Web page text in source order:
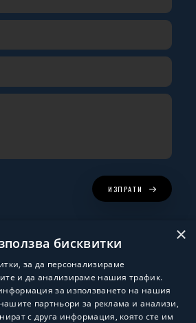
ИЗПРАТИ
×
бисквитки
за да персонализираме
и да анализираме нашия трафик.
за използването на нашия
партньори за реклама и анализи,
с друга информация, която сте им